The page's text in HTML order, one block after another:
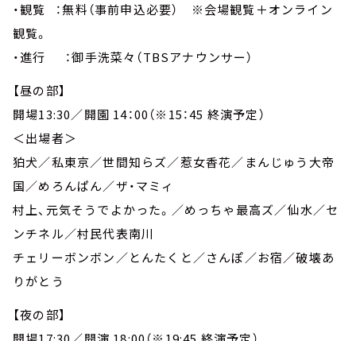
・観覧 ：無料（事前申込必要） ※会場観覧＋オンライン
観覧。
・進行 ：御手洗菜々（TBSアナウンサー）
【昼の部】
開場13:30／開園 14：00（※15：45 終演予定）
＜出場者＞
狛犬／私東京／世間知らズ／惹女香花／まんじゅう大帝
国／めろんぱん／ザ・マミィ
村上、元気そうでよかった。／めっちゃ最高ズ／仙水／セ
ンチネル／村民代表南川
チェリーボンボン／とんたくと／さんぽ／お宿／破壊あ
りがとう
【夜の部】